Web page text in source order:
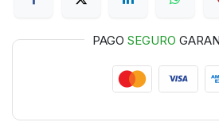
PAGO SEGURO